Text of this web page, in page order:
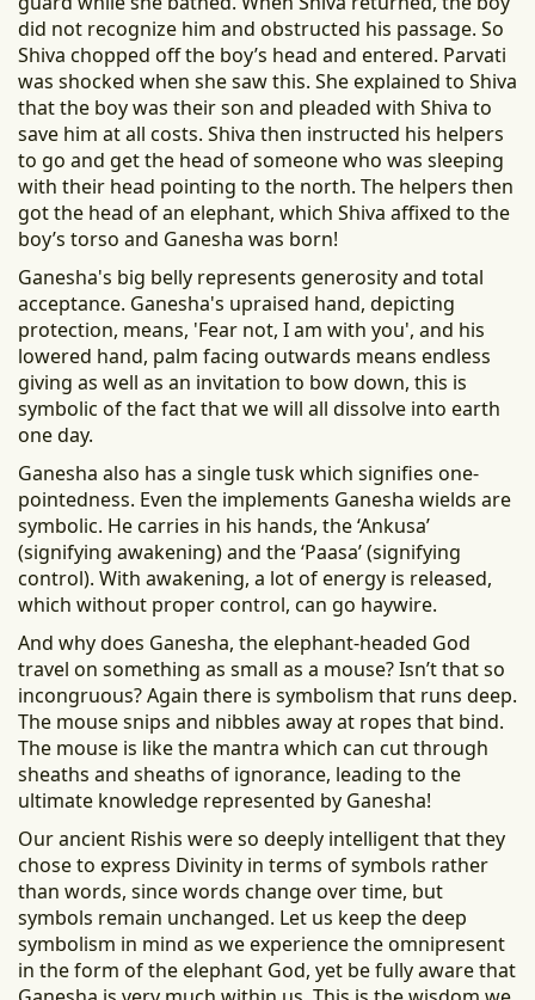
did not recognize him and obstructed his passage. So
Shiva chopped off the boy’s head and entered. Parvati
was shocked when she saw this. She explained to Shiva
that the boy was their son and pleaded with Shiva to
save him at all costs. Shiva then instructed his helpers
to go and get the head of someone who was sleeping
with their head pointing to the north. The helpers then
got the head of an elephant, which Shiva affixed to the
boy’s torso and Ganesha was born!
Ganesha's big belly represents generosity and total
acceptance. Ganesha's upraised hand, depicting
protection, means, 'Fear not, I am with you', and his
lowered hand, palm facing outwards means endless
giving as well as an invitation to bow down, this is
symbolic of the fact that we will all dissolve into earth
one day.
Ganesha also has a single tusk which signifies one-
pointedness. Even the implements Ganesha wields are
symbolic. He carries in his hands, the ‘Ankusa’
(signifying awakening) and the ‘Paasa’ (signifying
control). With awakening, a lot of energy is released,
which without proper control, can go haywire.
And why does Ganesha, the elephant-headed God
travel on something as small as a mouse? Isn’t that so
incongruous? Again there is symbolism that runs deep.
The mouse snips and nibbles away at ropes that bind.
The mouse is like the mantra which can cut through
sheaths and sheaths of ignorance, leading to the
ultimate knowledge represented by Ganesha!
Our ancient Rishis were so deeply intelligent that they
chose to express Divinity in terms of symbols rather
than words, since words change over time, but
symbols remain unchanged. Let us keep the deep
symbolism in mind as we experience the omnipresent
in the form of the elephant God, yet be fully aware that